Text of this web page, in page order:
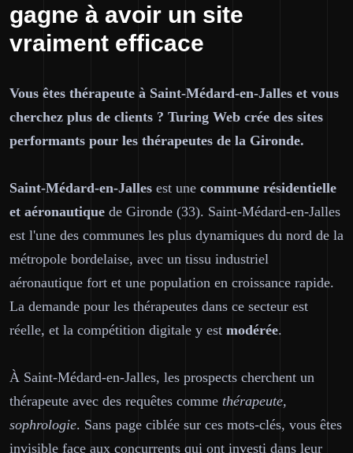
gagne à avoir un site
vraiment efficace
Vous êtes thérapeute à Saint-Médard-en-Jalles et vous
cherchez plus de clients ? Turing Web crée des sites
performants pour les thérapeutes de la Gironde.
Saint-Médard-en-Jalles est une commune résidentielle
et aéronautique de Gironde (33). Saint-Médard-en-Jalles
est l'une des communes les plus dynamiques du nord de la
métropole bordelaise, avec un tissu industriel
aéronautique fort et une population en croissance rapide.
La demande pour les thérapeutes dans ce secteur est
réelle, et la compétition digitale y est modérée.
À Saint-Médard-en-Jalles, les prospects cherchent un
thérapeute avec des requêtes comme thérapeute,
sophrologie. Sans page ciblée sur ces mots-clés, vous êtes
invisible face aux concurrents qui ont investi dans leur